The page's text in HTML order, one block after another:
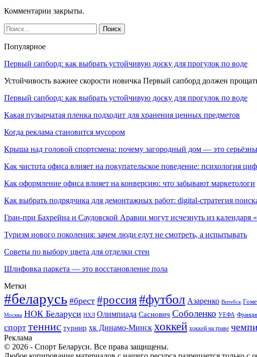
Комментарии закрыты.
Популярное
Первый сапборд: как выбрать устойчивую доску для прогулок по воде
Устойчивость важнее скорости новичка Первый сапборд должен
Первый сапборд: как выбрать устойчивую доску для прогулок по воде
Какая пузырчатая пленка подходит для хранения ценных предметов
Когда реклама становится мусором
Крыша над головой спортсмена: почему загородный дом — это
Как чистота офиса влияет на покупательское поведение: психология
Как оформление офиса влияет на конверсию: что забывают маркетологи
Как выбрать подрядчика для демонтажных работ: digital-стратегия
Гран-при Бахрейна и Саудовской Аравии могут исчезнуть из
Туризм нового поколения: зачем люди едут не смотреть, а испытывать
Советы по выбору цвета для отделки стен
Шлифовка паркета — это восстановление пола
Метки
#беларусь #брест #россия#футбол Азаренко Витебск
Москва НОК Беларуси НХЛ Олимпиада Саснович Соболенко УЕФА
спорт теннис турнир хк Динамо-Минск хоккей хоккей на траве
Реклама
© 2026 - Спорт Беларуси. Все права защищены.